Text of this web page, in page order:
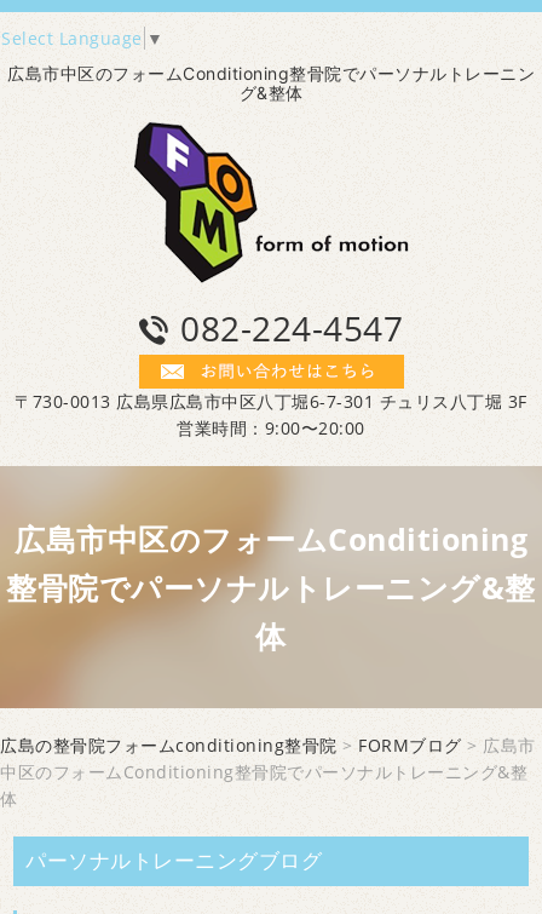
Select Language ▼
広島市中区のフォームConditioning整骨院でパーソナルトレーニン
グ&整体
082-224-4547
〒730-0013 広島県広島市中区八丁堀6-7-301 チュリス八丁堀 3F
営業時間：9:00〜20:00
広島市中区のフォームConditioning
整骨院でパーソナルトレーニング&整
体
広島の整骨院フォームconditioning整骨院 > FORMブログ > 広島市
中区のフォームConditioning整骨院でパーソナルトレーニング&整
体
パーソナルトレーニングブログ